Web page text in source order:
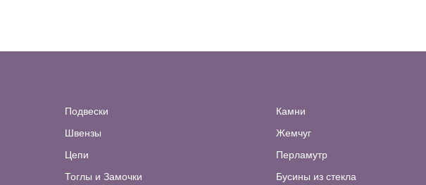
Подвески
Швензы
Цепи
Тоглы и Замочки
Камни
Жемчуг
Перламутр
Бусины из стекла